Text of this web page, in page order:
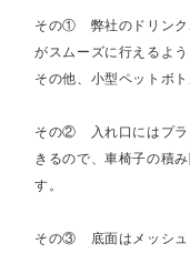
その① 弊社のドリンク
がスムーズに行えるよ
その他、小型ペットボ
その② 入れ口にはプラ
きるので、車椅子の積
す。
その③ 底面はメッシュ